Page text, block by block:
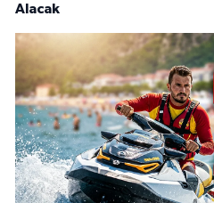
Alacak